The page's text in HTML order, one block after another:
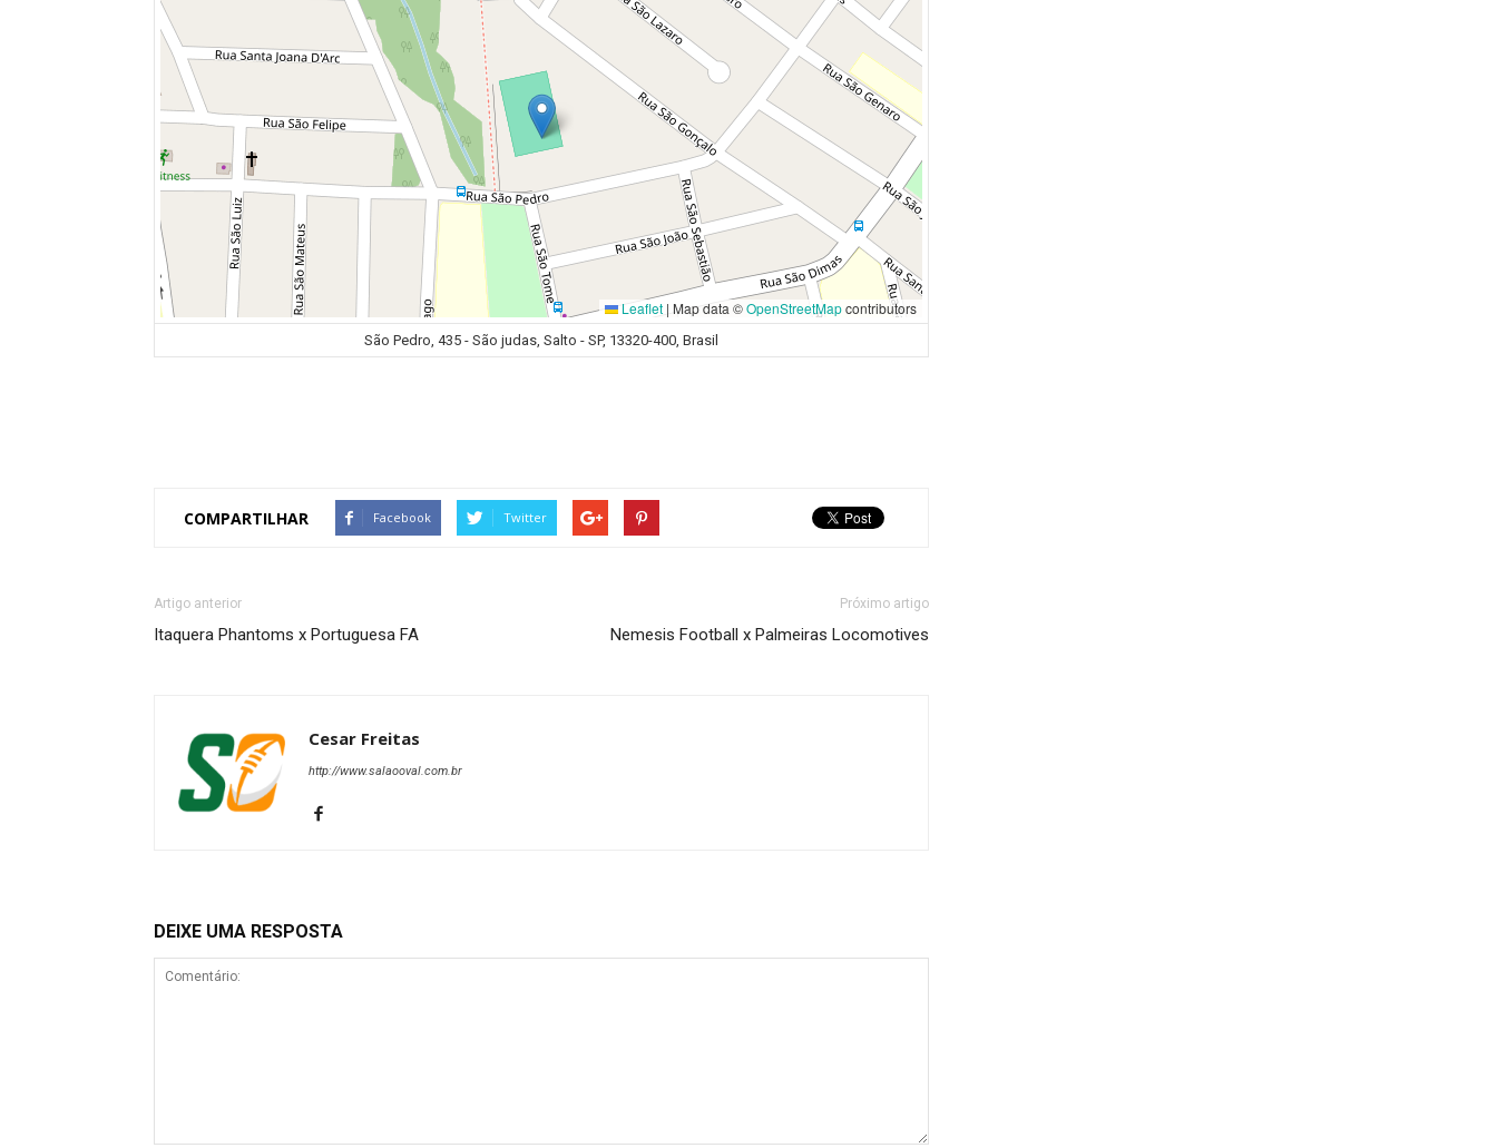
Leaflet | Map data ©OpenStreetMapcontributors
São Pedro, 435 - São judas, Salto - SP, 13320-400, Brasil
COMPARTILHAR Facebook Twitter
Artigo anterior
Itaquera Phantoms x Portuguesa FA
Próximo artigo
Nemesis Football x Palmeiras Locomotives
Cesar Freitas
http://www.salaooval.com.br
DEIXE UMA RESPOSTA